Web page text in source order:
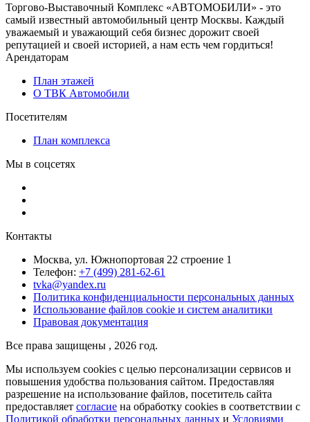
Торгово-Выставочный Комплекс «АВТОМОБИЛИ» - это
самый известный автомобильный центр Москвы. Каждый
уважаемый и уважающий себя бизнес дорожит своей
репутацией и своей историей, а нам есть чем гордиться!
Арендаторам
План этажей
О ТВК Автомобили
Посетителям
План комплекса
Мы в соцсетях
Контакты
Москва, ул. Южнопортовая 22 строение 1
Телефон: +7 (499) 281-62-61
tvka@yandex.ru
Политика конфиденциальности персональных данных
Использование файлов cookie и систем аналитики
Правовая документация
Все права защищены , 2026 год.
Мы используем cookies с целью персонализации сервисов и
повышения удобства пользования сайтом. Предоставляя
разрешение на использование файлов, посетитель сайта
предоставляет согласие на обработку cookies в соответствии с
Политикой обработки персональных данных и Условиями